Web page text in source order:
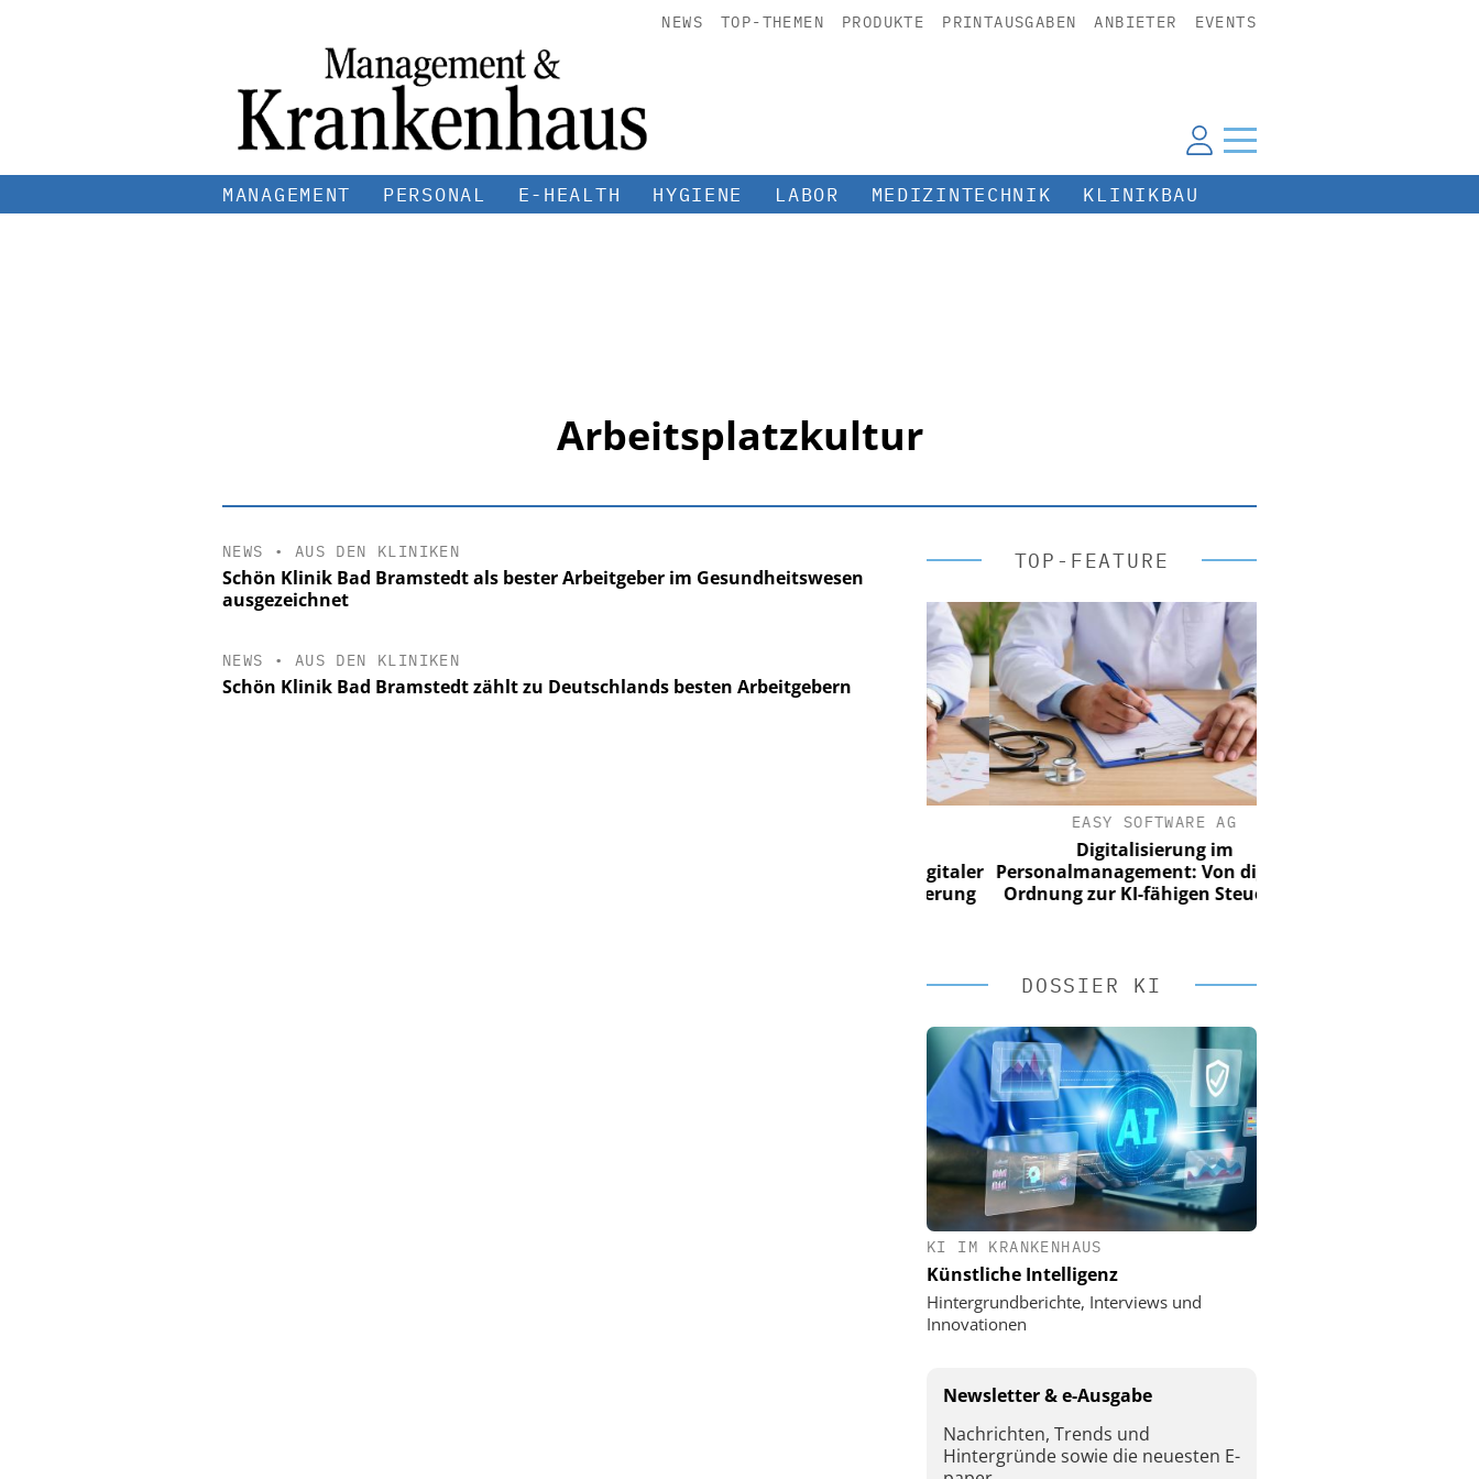
NEWS TOP-THEMEN PRODUKTE PRINTAUSGABEN ANBIETER EVENTS
MANAGEMENT PERSONAL E-HEALTH HYGIENE LABOR MEDIZINTECHNIK KLINIKBAU
Arbeitsplatzkultur
NEWS • AUS DEN KLINIKEN
Schön Klinik Bad Bramstedt als bester Arbeitgeber im Gesundheitswesen
ausgezeichnet
NEWS • AUS DEN KLINIKEN
Schön Klinik Bad Bramstedt zählt zu Deutschlands besten Arbeitgebern
TOP-FEATURE
Personalmanagement: Von digitaler
Ordnung zur KI-fähigen Steuerung
EASY SOFTWARE AG
Digitalisierung im
Personalmanagement: Von digitaler
Ordnung zur KI-fähigen Steuerung
DOSSIER KI
KI IM KRANKENHAUS
Künstliche Intelligenz
Hintergrundberichte, Interviews und
Innovationen
Newsletter & e-Ausgabe
Nachrichten, Trends und
Hintergründe sowie die neuesten E-